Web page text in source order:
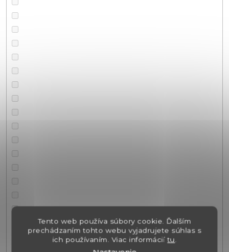
Tento web používa súbory cookie. Ďalším
prechádzaním tohto webu vyjadrujete súhlas s
ich používaním. Viac informáciítu.